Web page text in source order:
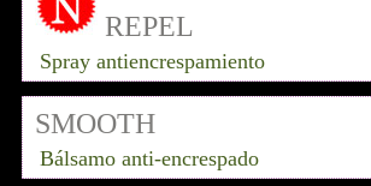
REPEL
Spray antiencrespamiento
SMOOTH
Bálsamo anti-encrespado